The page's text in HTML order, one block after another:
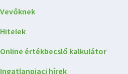
Vevőknek
Hitelek
Online értékbecslő kalkulátor
Ingatlanpiaci hírek